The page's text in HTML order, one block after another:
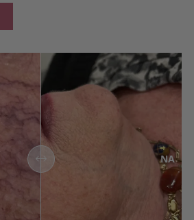
NA